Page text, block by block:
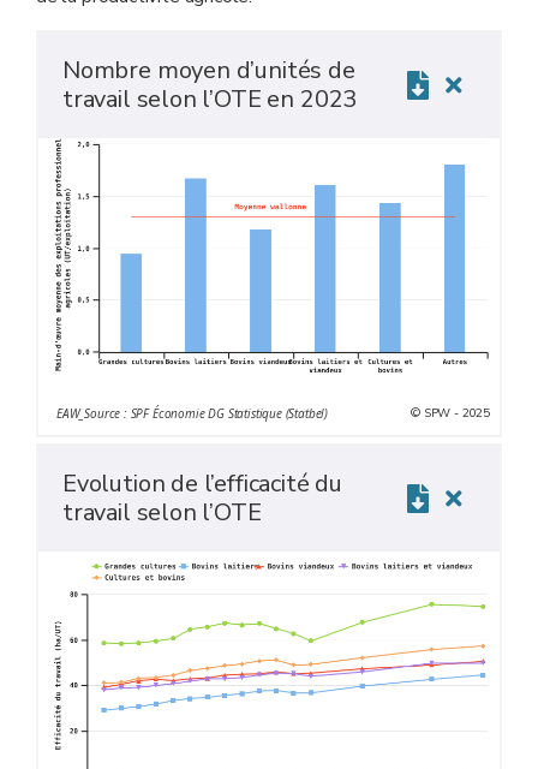
Nombre moyen d’unités de
travail selon l’OTE en 2023
EAW_Source : SPF Économie DG Statistique (Statbel) © SPW - 2025
Evolution de l’efficacité du
travail selon l’OTE